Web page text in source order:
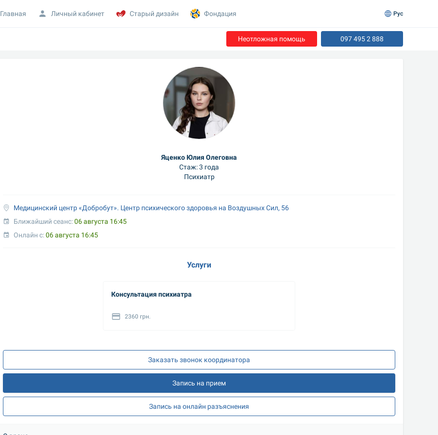
Неотложная помощь 097 495 2 888
Яценко Юлия Олеговна
Стаж: 3 года
Психиатр
Медицинский центр «Добробут». Центр психического здоровья на Воздушных Сил, 56
Ближайший сеанс: 06 августа 16:45
Онлайн с: 06 августа 16:45
Услуги
Консультация психиатра
2360 грн.
Заказать звонок координатора
Запись на прием
Запись на онлайн разъяснения
Главная Личный кабинет Старый дизайн Фондация Рус